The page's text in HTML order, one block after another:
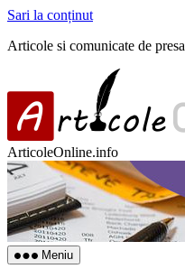
Sari la conținut
Articole si comunicate de presa
ArticoleOnline.info
Meniu